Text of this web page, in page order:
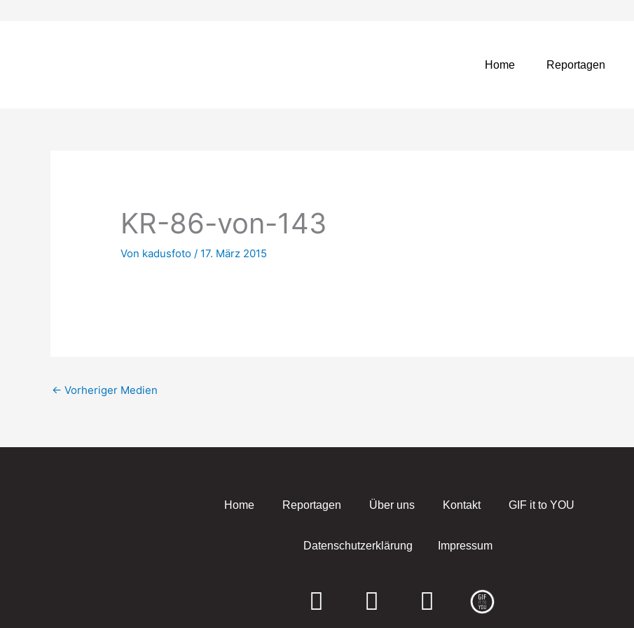
Home Reportagen
KR-86-von-143
Von kadusfoto/ 17. März 2015
← Vorheriger Medien
Home Reportagen Über uns Kontakt GIF it to YOU
Datenschutzerklärung Impressum
F
I
E